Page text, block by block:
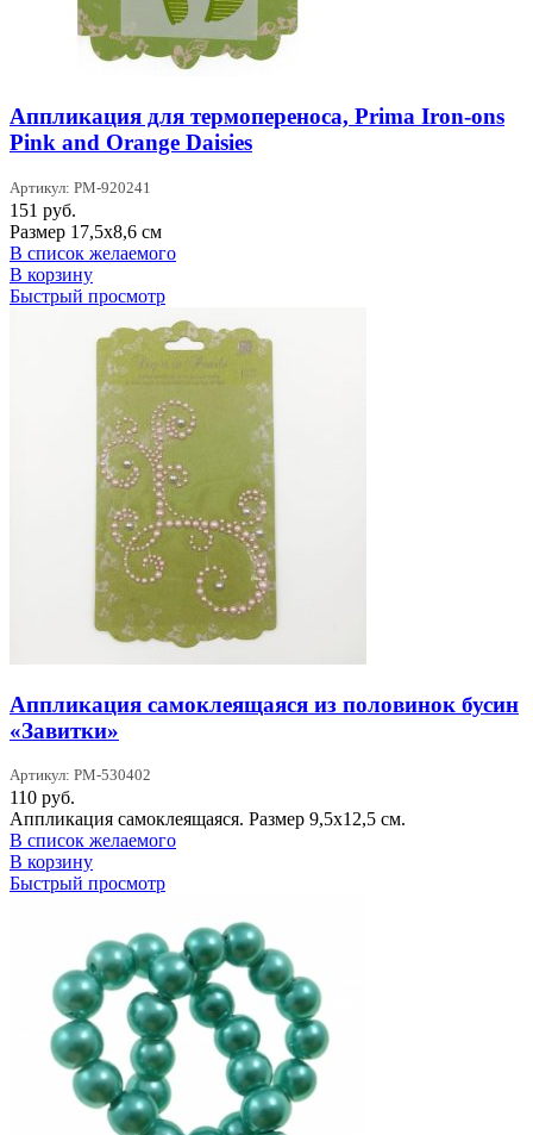
Аппликация для термопереноса, Prima Iron-ons
Pink and Orange Daisies
Артикул: PM-920241
151 руб.
Размер 17,5х8,6 см
В список желаемого
В корзину
Быстрый просмотр
Аппликация самоклеящаяся из половинок бусин
«Завитки»
Артикул: PM-530402
110 руб.
Аппликация самоклеящаяся. Размер 9,5x12,5 см.
В список желаемого
В корзину
Быстрый просмотр